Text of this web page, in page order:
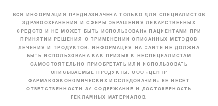
ВСЯ ИНФОРМАЦИЯ ПРЕДНАЗНАЧЕНА ТОЛЬКО ДЛЯ СПЕЦИАЛИСТОВ
ЗДРАВООХРАНЕНИЯ И СФЕРЫ ОБРАЩЕНИЯ ЛЕКАРСТВЕННЫХ
СРЕДСТВ И НЕ МОЖЕТ БЫТЬ ИСПОЛЬЗОВАНА ПАЦИЕНТАМИ ПРИ
ПРИНЯТИИ РЕШЕНИЯ О ПРИМЕНЕНИИ ОПИСАННЫХ МЕТОДОВ
ЛЕЧЕНИЯ И ПРОДУКТОВ. ИНФОРМАЦИЯ НА САЙТЕ НЕ ДОЛЖНА
БЫТЬ ИСПОЛЬЗОВАНА КАК ПРИЗЫВ К НЕСПЕЦИАЛИСТАМ
САМОСТОЯТЕЛЬНО ПРИОБРЕТАТЬ ИЛИ ИСПОЛЬЗОВАТЬ
ОПИСЫВАЕМЫЕ ПРОДУКТЫ. ООО «ЦЕНТР
ФАРМАКОЭКОНОМИЧЕСКИХ ИССЛЕДОВАНИЙ» НЕ НЕСЁТ
ОТВЕТСТВЕННОСТИ ЗА СОДЕРЖАНИЕ И ДОСТОВЕРНОСТЬ
РЕКЛАМНЫХ МАТЕРИАЛОВ.